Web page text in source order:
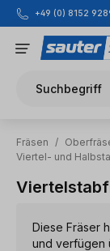
Zum Hauptinhalt
+49 (0) 8152
Suchbegriff
Fräsen /
Viertel- und
Diese Fräser
und verfügen